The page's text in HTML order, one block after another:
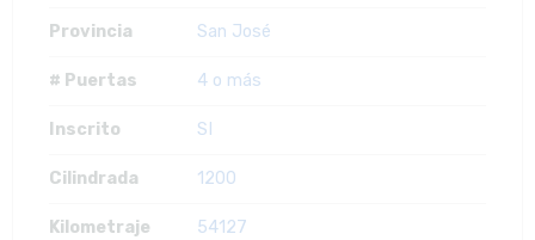
Provincia San José
# Puertas 4 o más
Inscrito SI
Cilindrada 1200
Kilometraje 54127